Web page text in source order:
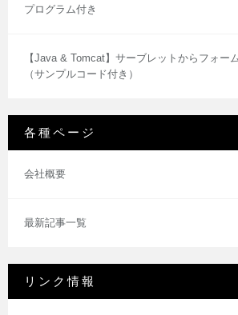
プログラム付き
【Java & Tomcat】サーブレットからフォー
（サンプルコード付き）
各種ページ
会社概要
最新記事一覧
リンク情報